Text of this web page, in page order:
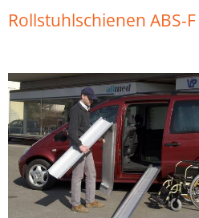
Rollstuhlschienen ABS-